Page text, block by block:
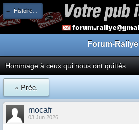
← Histoires & Légendes
Forum-Rallye
Hommage à ceux qui nous ont quittés
« Préc.
mocafr
03 Jun 2026